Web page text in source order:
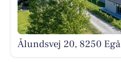
Ålundsvej 20, 8250 Egå